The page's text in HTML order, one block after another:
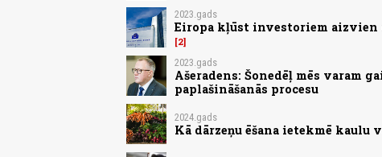
2023.gads
Eiropa kļūst investoriem
2
2023.gads
Ašeradens: Šonedēļ mēs varam
paplašināšanās procesu
2024.gads
Kā dārzeņu ēšana ietekmē kaulu